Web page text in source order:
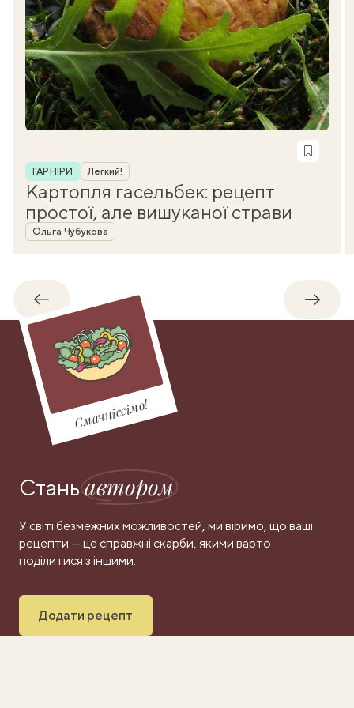
Рубрика
ГАРНІРИ Легкий!
Картопля гасельбек: рецепт
простої, але вишуканої страви
Автор
Ольга Чубукова
Назад
Смачніссімо!
Станьавтором
У світі безмежних можливостей, ми віримо, що ваші
рецепти — це справжні скарби, якими варто
поділитися з іншими.
Додати рецепт